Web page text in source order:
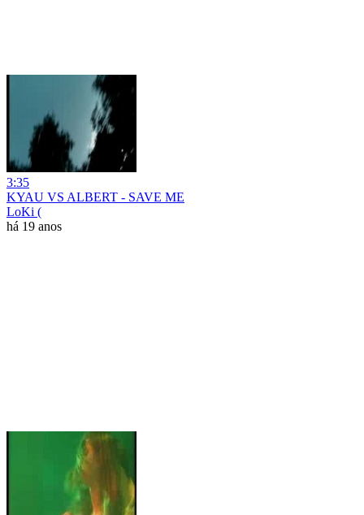
3:35
KYAU VS ALBERT - SAVE ME
LoKi (
há 19 anos